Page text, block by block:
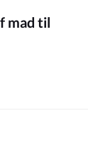
mad til